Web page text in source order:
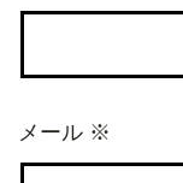
メール ※